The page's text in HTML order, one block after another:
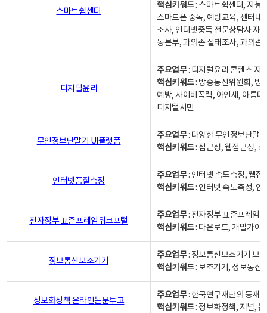
스마트쉼센터
핵심키워드: 스마트쉼센터, 지능
스마트폰 중독, 예방교육, 센터내
조사, 인터넷중독 전문상담사 자
동본부, 과의존 실태조사, 과의존
디지털윤리
주요업무: 디지털윤리 콘텐츠 지
핵심키워드: 방송통신위원회, 방
예방, 사이버폭력, 아인세, 아름
디지털시민
무인정보단말기 UI플랫폼
주요업무: 다양한 무인정보단말
핵심키워드: 접근성, 웹접근성,
인터넷품질측정
주요업무: 인터넷 속도측정, 웹접
핵심키워드: 인터넷 속도측정, 인
전자정부 표준프레임워크포털
주요업무: 전자정부 표준프레임
핵심키워드: 다운로드, 개발가이
정보통신보조기기
주요업무: 정보통신보조기기 보
핵심키워드: 보조기기, 정보통신
정보화정책 온라인논문투고
주요업무: 한국연구재단의 등재
핵심키워드: 정보화정책, 저널,